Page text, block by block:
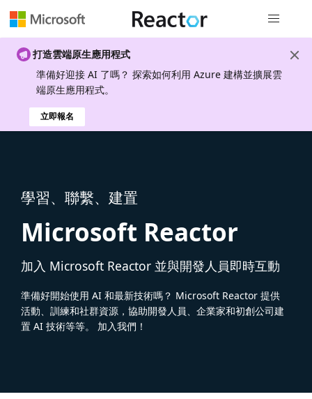
打造雲端原生應用程式
準備好迎接 AI 了嗎？ 探索如何利用 Azure 建構並擴展雲
端原生應用程式。
立即報名
學習、聯繫、建置
Microsoft Reactor
加入 Microsoft Reactor 並與開發人員即時互動
準備好開始使用 AI 和最新技術嗎？ Microsoft Reactor 提供
活動、訓練和社群資源，協助開發人員、企業家和初創公司建
置 AI 技術等等。 加入我們！